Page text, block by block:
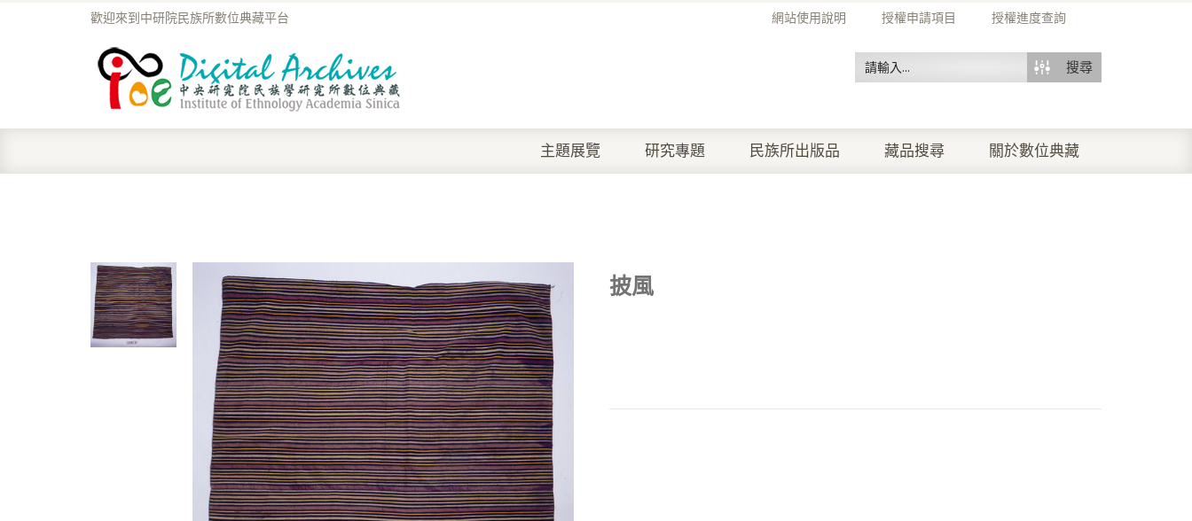
網站使用說明 授權申請項目 授權進度查詢
歡迎來到中研院民族所數位典藏平台
搜尋
主題展覽 研究專題 民族所出版品 藏品搜尋 關於數位典藏
披風